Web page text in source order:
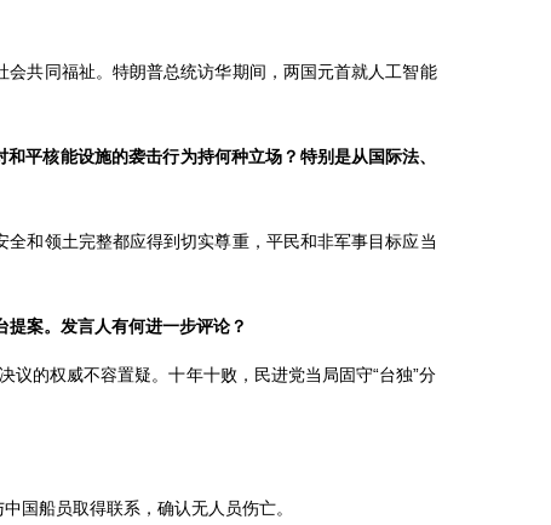
共同福祉。特朗普总统访华期间，两国元首就人工智能
平核能设施的袭击行为持何种立场？特别是从国际法、
和领土完整都应得到切实尊重，平民和非军事目标应当
案。发言人有何进一步评论？
的权威不容置疑。十年十败，民进党当局固守“台独”分
国船员取得联系，确认无人员伤亡。